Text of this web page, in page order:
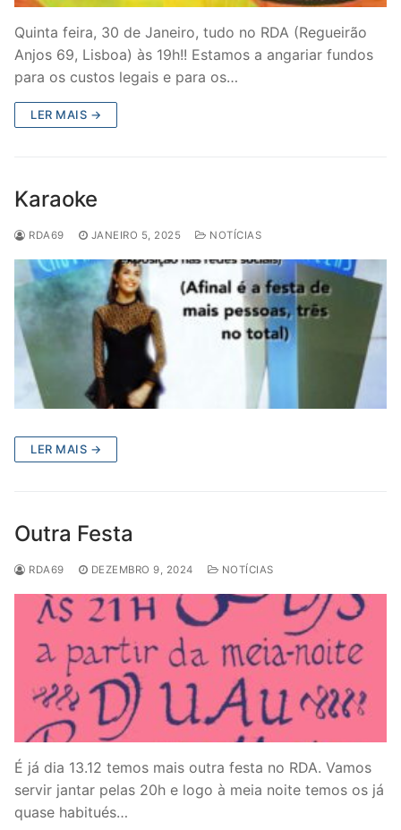
Quinta feira, 30 de Janeiro, tudo no RDA (Regueirão
Anjos 69, Lisboa) às 19h!! Estamos a angariar fundos
para os custos legais e para os…
LER MAIS →
Karaoke
RDA69 JANEIRO 5, 2025 NOTÍCIAS
LER MAIS →
Outra Festa
RDA69 DEZEMBRO 9, 2024 NOTÍCIAS
É já dia 13.12 temos mais outra festa no RDA. Vamos
servir jantar pelas 20h e logo à meia noite temos os já
quase habitués…